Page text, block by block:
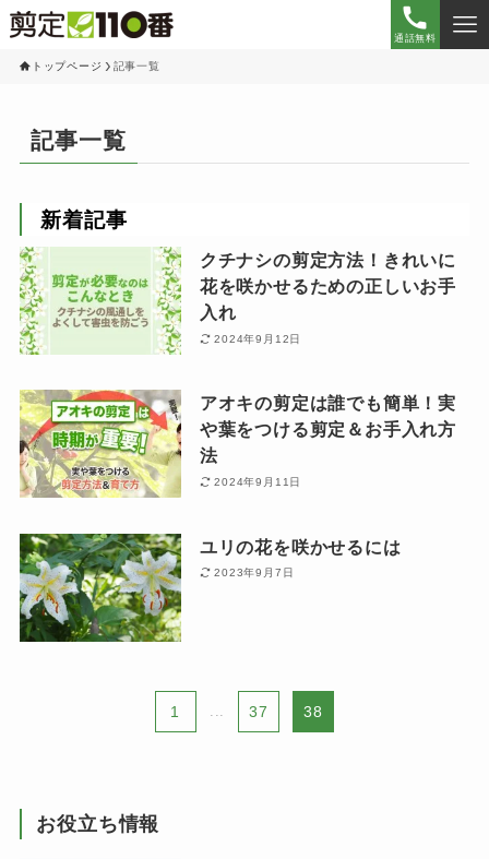
通話無料
トップページ 記事一覧
記事一覧
新着記事
クチナシの剪定方法！きれいに
花を咲かせるための正しいお手
入れ
2024年9月12日
アオキの剪定は誰でも簡単！実
や葉をつける剪定＆お手入れ方
法
2024年9月11日
ユリの花を咲かせるには
2023年9月7日
1 37 38
お役立ち情報